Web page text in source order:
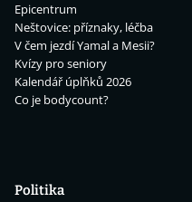
Epicentrum
Neštovice: příznaky, léčba
V čem jezdí Yamal a Mesii?
Kvízy pro seniory
Kalendář úplňků 2026
Co je bodycount?
Politika